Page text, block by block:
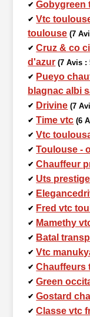
✔ Gobygreen
✔ Vtc
toulouse (7
✔ Cruz & co
d'azur (7 Avis :
✔ Pueyo
blagnac albi
✔ Drivine (7
✔ Time vtc (6
✔ Vtc
✔ Toulouse -
✔ Chauffeur
✔ Uts
✔
✔ Fred vtc
✔ Mamethy
✔ Batal
✔ Vtc
✔ Chauffeurs
✔ Green
✔ Gostard
✔ Classe vtc